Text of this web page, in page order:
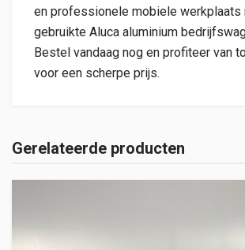
en professionele mobiele werkplaats
gebruikte Aluca aluminium
Bestel vandaag nog en profiteer van
voor een scherpe prijs.
Gerelateerde producten